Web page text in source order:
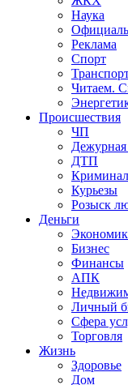
Наука
Реклама
Спорт
Читаем.
Происшествия
ЧП
Дежурная
ДТП
Криминал
Курьезы
Розыск
Деньги
Бизнес
Финансы
АПК
Личный
Сфера
Торговля
Жизнь
Здоровье
Дом